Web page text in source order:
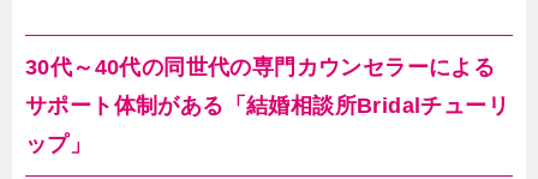
30代～40代の同世代の専門カウンセラーによる
サポート体制がある「結婚相談所Bridalチューリ
ップ」